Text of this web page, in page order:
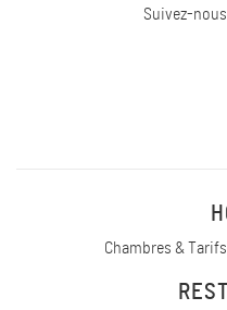
Suivez-
Chambres & Tarifs